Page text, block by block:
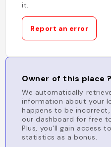
it.
Report an error
Owner of this place ?
We automatically
information about your
happens to be
our dashboard for free
Plus, you'll gain access
statistics as a bonus.